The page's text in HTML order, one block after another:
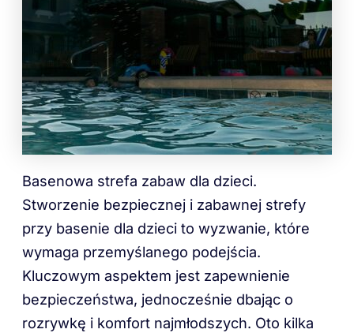
Basenowa strefa zabaw dla dzieci.
Stworzenie bezpiecznej i zabawnej strefy
przy basenie dla dzieci to wyzwanie, które
wymaga przemyślanego podejścia.
Kluczowym aspektem jest zapewnienie
bezpieczeństwa, jednocześnie dbając o
rozrywkę i komfort najmłodszych. Oto kilka